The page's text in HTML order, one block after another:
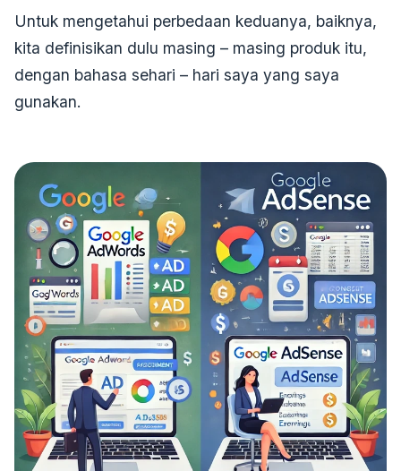
Untuk mengetahui perbedaan keduanya, baiknya,
kita definisikan dulu masing – masing produk itu,
dengan bahasa sehari – hari saya yang saya
gunakan.